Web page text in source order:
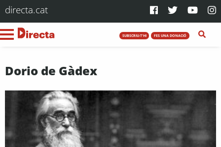
directa.cat
SUBSCRIU-T'HI FES UNA DONACIÓ
Dorio de Gàdex